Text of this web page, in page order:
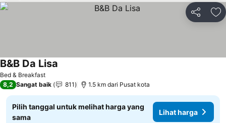
Bagikan
Bed & Breakfast
B&B Da Lisa
8,2 Sangat baik 811 1.5 km dari Pusat kota
Pilih tanggal untuk melihat harga yang
sama
Lihat harga